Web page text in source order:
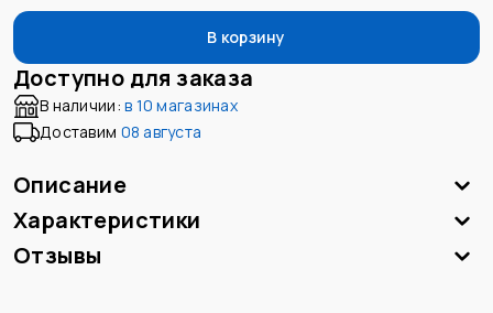
В корзину
Доступно для заказа
В наличии: в 10 магазинах
Доставим 08 августа
Описание
Характеристики
Отзывы